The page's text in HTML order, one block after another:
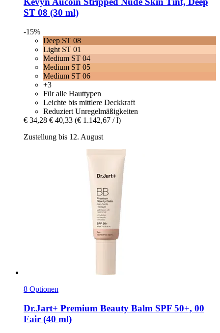
ST 08 (30 ml)
-15%
Deep ST 08
Light ST 01
Medium ST 04
Medium ST 05
Medium ST 06
+3
Für alle Hauttypen
Leichte bis mittlere Deckkraft
Reduziert Unregelmäßigkeiten
€ 34,28 € 40,33 (€ 1.142,67 / l)
Zustellung bis 12. August
8 Optionen
Dr.Jart+ Premium Beauty Balm SPF 50+, 00
Fair (40 ml)